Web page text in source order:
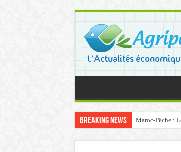
Breaking News Maroc-Pêche :